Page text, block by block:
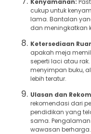
cukup untuk
lama. Bantalan
dan meningkatkan
Ketersediaan
apakah meja
seperti laci atau
menyimpan buku,
lebih teratur.
Ulasan dan
rekomendasi dari
pendidikan yang
sama.
wawasan berharga.